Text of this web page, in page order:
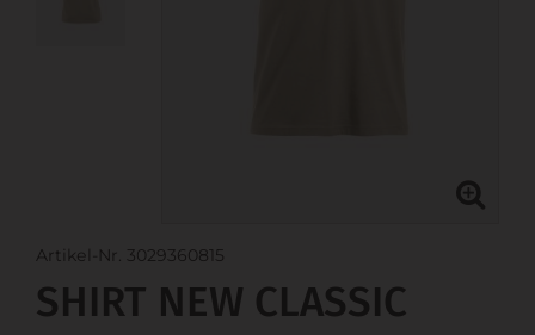
Artikel-Nr. 3029360815
SHIRT NEW CLASSIC